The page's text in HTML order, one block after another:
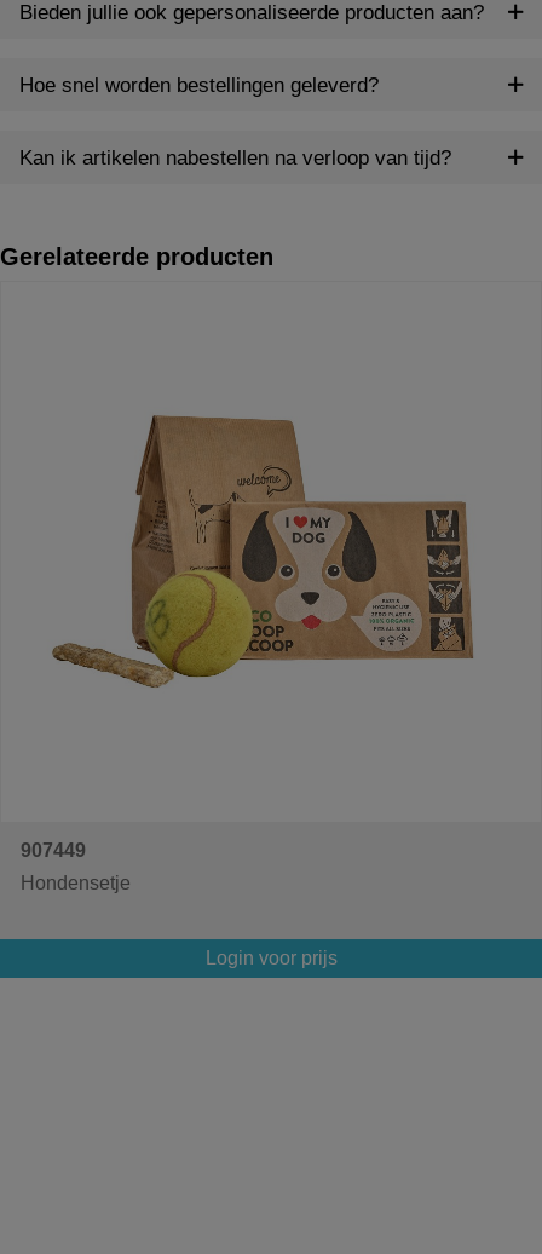
Bieden jullie ook gepersonaliseerde producten aan?
Hoe snel worden bestellingen geleverd?
Kan ik artikelen nabestellen na verloop van tijd?
Gerelateerde producten
907449
Hondensetje
Login voor prijs